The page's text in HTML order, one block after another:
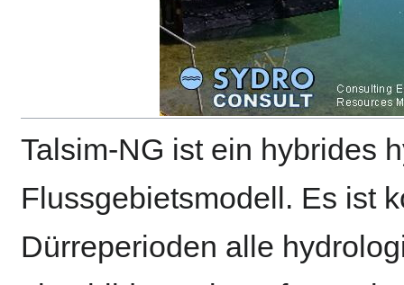
Talsim-NG ist ein hybrides
Flussgebietsmodell. Es ist
Dürreperioden alle